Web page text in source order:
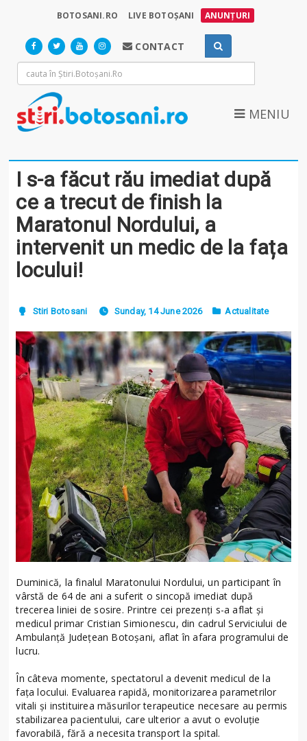
BOTOSANI.RO LIVE BOTOȘANI ANUNȚURI
CONTACT
MENIU
I s-a făcut rău imediat după
ce a trecut de finish la
Maratonul Nordului, a
intervenit un medic de la fața
locului!
Stiri Botosani Sunday, 14 June 2026 Actualitate
Duminică, la finalul Maratonului Nordului, un participant în
vârstă de 64 de ani a suferit o sincopă imediat după
trecerea liniei de sosire. Printre cei prezenți s-a aflat și
medicul primar Cristian Simionescu, din cadrul Serviciului de
Ambulanță Județean Botoșani, aflat în afara programului de
lucru.
În câteva momente, spectatorul a devenit medicul de la
fața locului. Evaluarea rapidă, monitorizarea parametrilor
vitali și instituirea măsurilor terapeutice necesare au permis
stabilizarea pacientului, care ulterior a avut o evoluție
favorabilă, fără a necesita transport la spital.